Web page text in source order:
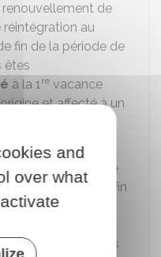
de
au
fin de la période de
êtes
à la 1re vacance
et affecté à un
grade.
ne fait pas
ou non votre
avant la date de fin
en cours, elle
d'emploi
dans
and
over what